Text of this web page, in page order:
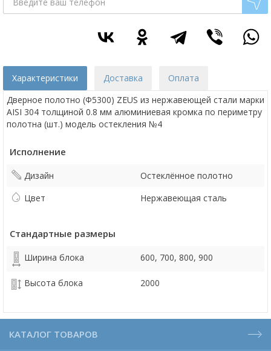
Характеристики Доставка
Оплата
Дверное полотно (Ф5300) ZEUS из нержавеющей стали марки
AISI 304 толщиной 0.8 мм алюминиевая кромка по периметру
полотна (шт.) модель остекления №4
Исполнение
Дизайн
Остеклённое полотно
Цвет
Нержавеющая сталь
Стандартные размеры
Ширина блока 600, 700, 800, 900
Высота блока 2000
КАТАЛОГ ТОВАРОВ